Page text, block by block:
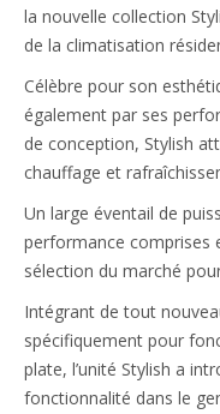
la nouvelle collection
de la climatisation
Célèbre pour son
également par ses
de conception, Stylish
chauffage et
Un large éventail de
performance comprises
sélection du marché
Intégrant de tout
spécifiquement pour
plate, l’unité Stylish a
fonctionnalité dans le